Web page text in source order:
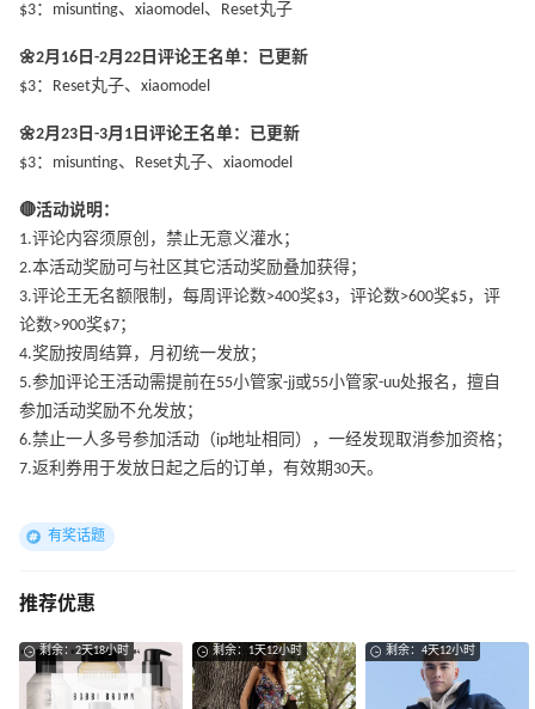
$3：misunting、xiaomodel、Reset丸子
🌼2月16日-2月22日评论王名单：已更新
$3：Reset丸子、xiaomodel
🌼2月23日-3月1日评论王名单：已更新
$3：misunting、Reset丸子、xiaomodel
🔴活动说明：
1.评论内容须原创，禁止无意义灌水；
2.本活动奖励可与社区其它活动奖励叠加获得；
3.评论王无名额限制，每周评论数>400奖$3，评论数>600奖$5，评
论数>900奖$7；
4.奖励按周结算，月初统一发放；
5.参加评论王活动需提前在55小管家-jj或55小管家-uu处报名，擅自
参加活动奖励不允发放；
6.禁止一人多号参加活动（ip地址相同），一经发现取消参加资格；
7.返利券用于发放日起之后的订单，有效期30天。
有奖话题
推荐优惠
剩余：2天18小时 剩余：1天12小时 剩余：4天12小时